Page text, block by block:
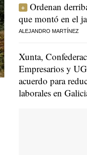
Ordenan
que montó en el
ALEJANDRO MARTÍNEZ
Xunta,
Empresarios y
acuerdo para
laborales en